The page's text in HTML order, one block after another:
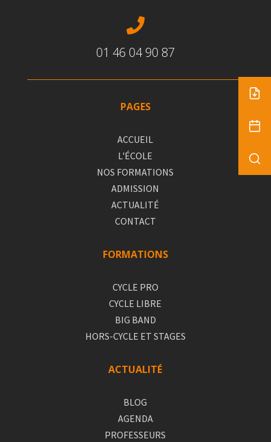

01 46 04 90 87
PAGES
ACCUEIL
L'ÉCOLE
NOS FORMATIONS
ADMISSION
ACTUALITÉ
CONTACT
FORMATIONS
CYCLE PRO
CYCLE LIBRE
BIG BAND
HORS-CYCLE ET STAGES
ACTUALITÉ
BLOG
AGENDA
PROFESSEURS